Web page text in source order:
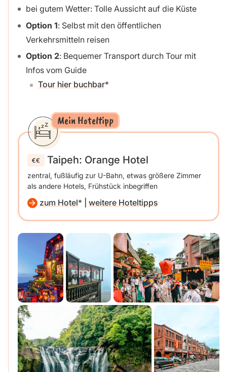
bei gutem Wetter: Tolle Aussicht auf die Küste
Option 1: Selbst mit den öffentlichen
Verkehrsmitteln reisen
Option 2: Bequemer Transport durch Tour mit
Infos vom Guide
Tour hier buchbar
Mein Hoteltipp
Taipeh: Orange Hotel
zentral, fußläufig zur U-Bahn, etwas größere Zimmer
als andere Hotels, Frühstück inbegriffen
zum Hotel weitere Hoteltipps